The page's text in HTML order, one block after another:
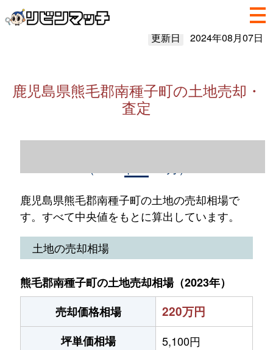
更新日 2024年08月07日
鹿児島県熊毛郡南種子町の土地売却・
査定
鹿児島県熊毛郡南種子町の土地の売却相場で
す。すべて中央値をもとに算出しています。
土地の売却相場
熊毛郡南種子町の土地売却相場（2023年）
売却価格相場
220万円
坪単価相場
5,100円